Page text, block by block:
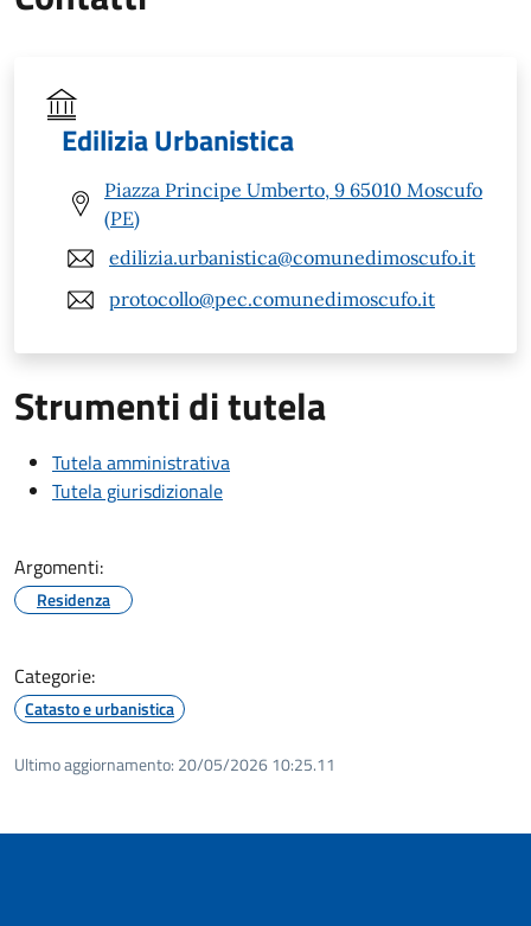
Edilizia Urbanistica
Piazza Principe Umberto, 9 65010 Moscufo
(PE)
edilizia.urbanistica@comunedimoscufo.it
protocollo@pec.comunedimoscufo.it
Strumenti di tutela
Tutela amministrativa
Tutela giurisdizionale
Argomenti:
Residenza
Categorie:
Catasto e urbanistica
Ultimo aggiornamento: 20/05/2026 10:25.11